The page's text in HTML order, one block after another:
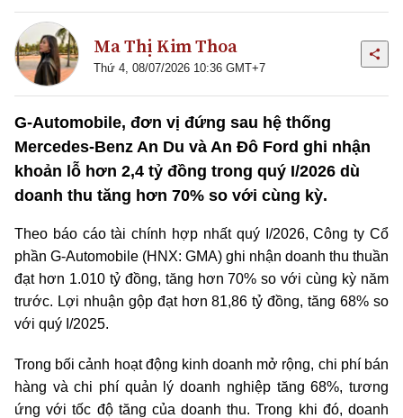
Ma Thị Kim Thoa
Thứ 4, 08/07/2026 10:36 GMT+7
G-Automobile, đơn vị đứng sau hệ thống
Mercedes-Benz An Du và An Đô Ford ghi nhận
khoản lỗ hơn 2,4 tỷ đồng trong quý I/2026 dù
doanh thu tăng hơn 70% so với cùng kỳ.
Theo báo cáo tài chính hợp nhất quý I/2026, Công ty Cổ
phần G-Automobile (HNX: GMA) ghi nhận doanh thu thuần
đạt hơn 1.010 tỷ đồng, tăng hơn 70% so với cùng kỳ năm
trước. Lợi nhuận gộp đạt hơn 81,86 tỷ đồng, tăng 68% so
với quý I/2025.
Trong bối cảnh hoạt động kinh doanh mở rộng, chi phí bán
hàng và chi phí quản lý doanh nghiệp tăng 68%, tương
ứng với tốc độ tăng của doanh thu. Trong khi đó, doanh